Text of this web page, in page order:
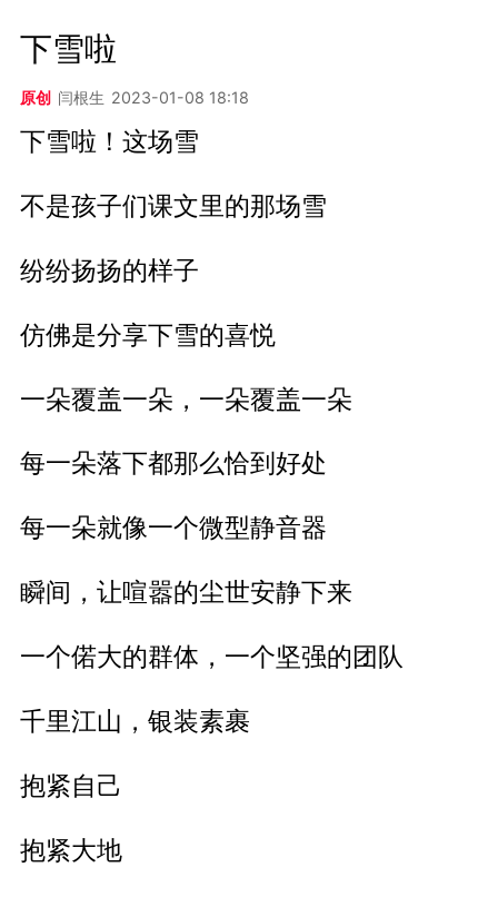
下雪啦
原创 闫根生 2023-01-08 18:18
下雪啦！这场雪
不是孩子们课文里的那场雪
纷纷扬扬的样子
仿佛是分享下雪的喜悦
一朵覆盖一朵，一朵覆盖一朵
每一朵落下都那么恰到好处
每一朵就像一个微型静音器
瞬间，让喧嚣的尘世安静下来
一个偌大的群体，一个坚强的团队
千里江山，银装素裹
抱紧自己
抱紧大地